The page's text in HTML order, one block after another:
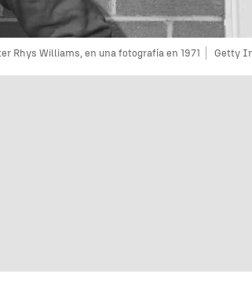
Rhys Williams, en una fotografía en 1971 Getty